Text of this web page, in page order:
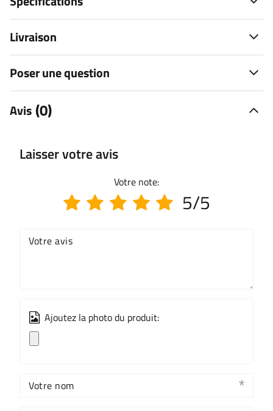
Livraison
Poser une question
Avis (0)
Laisser votre avis
Votre note:
5/5
Votre avis
Ajoutez la photo du produit:
Votre nom